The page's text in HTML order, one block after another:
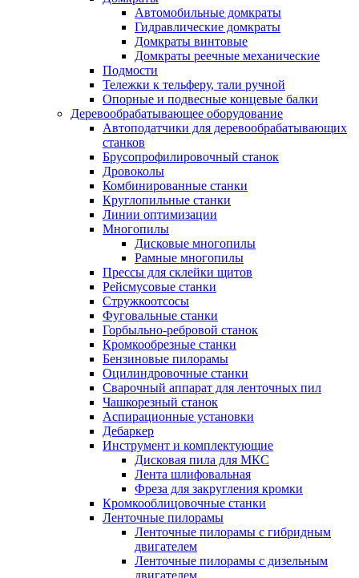
Автомобильные домкраты
Гидравлические домкраты
Домкраты винтовые
Домкраты реечные механические
Подмости
Тележки к тельферу, тали ручной
Опорные и подвесные концевые балки
Деревообрабатывающее оборудование
Автоподатчики для деревообрабатывающих
станков
Брусопрофилировочный станок
Дровоколы
Комбинированные станки
Круглопильные станки
Линии оптимизации
Многопилы
Дисковые многопилы
Рамные многопилы
Прессы для склейки щитов
Рейсмусовые станки
Стружкоотсосы
Фуговальные станки
Горбыльно-ребровой станок
Кромкообрезные станки
Бензиновые пилорамы
Оцилиндровочные станки
Сварочный аппарат для ленточных пил
Чашкорезный станок
Аспирационные установки
Дебаркер
Инструмент и комплектующие
Дисковая пила для МКС
Лента шлифовальная
Фреза для закругления кромки
Кромкооблицовочные станки
Ленточные пилорамы
Ленточные пилорамы с гибридным
двигателем
Ленточные пилорамы с дизельным
двигателем